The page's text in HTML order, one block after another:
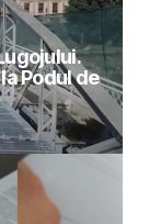
Podul de